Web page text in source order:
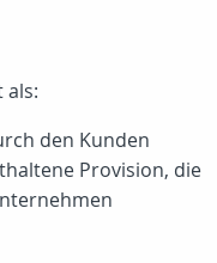
als:
den Kunden
Provision, die